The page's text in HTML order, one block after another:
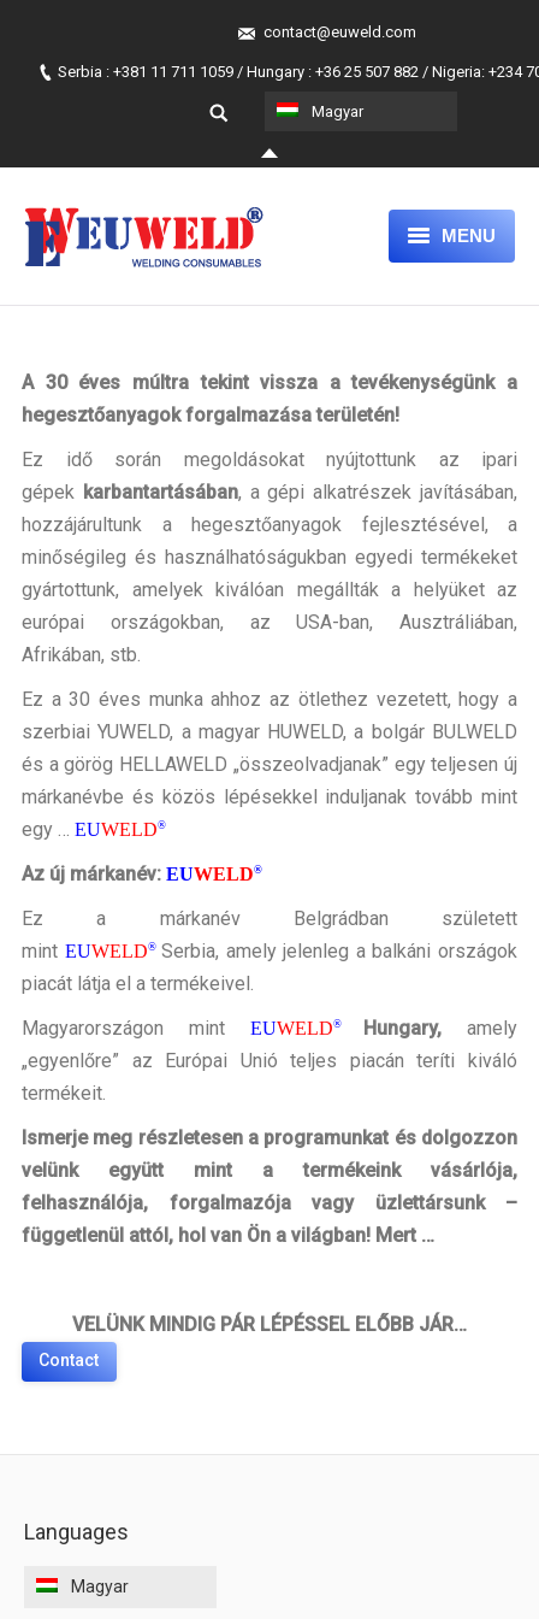
contact@euweld.com
Serbia : +381 11 711 1059 / Hungary : +36 25 507 882 / Nigeria: +234
Magyar
MENU
FŐLAP
MAGUNKRÓL
A MI HOZZÁÁLLÁSUNK
JOIN OUR TEAM
ELÉRHETŐSÉGEK
A 30 éves múltra tekint vissza a tevékenységünk a
hegesztőanyagok forgalmazása területén!
Ez idő során megoldásokat nyújtottunk az ipari
gépek karbantartásában, a gépi alkatrészek javításában,
hozzájárultunk a hegesztőanyagok fejlesztésével, a
minőségileg és használhatóságukban egyedi termékeket
gyártottunk, amelyek kiválóan megállták a helyüket az
európai országokban, az USA-ban, Ausztráliában,
Afrikában, stb.
Ez a 30 éves munka ahhoz az ötlethez vezetett, hogy a
szerbiai YUWELD, a magyar HUWELD, a bolgár BULWELD
és a görög HELLAWELD „összeolvadjanak” egy teljesen új
márkanévbe és közös lépésekkel induljanak tovább mint
egy … EUWELD®
Az új márkanév: EUWELD®
Ez a márkanév Belgrádban született
mint EUWELD® Serbia, amely jelenleg a balkáni országok
piacát látja el a termékeivel.
Magyarországon mint EUWELD® Hungary, amely
„egyenlőre” az Európai Unió teljes piacán teríti kiváló
termékeit.
Ismerje meg részletesen a programunkat és dolgozzon
velünk együtt mint a termékeink vásárlója,
felhasználója, forgalmazója vagy üzlettársunk –
függetlenül attól, hol van Ön a világban! Mert …
VELÜNK MINDIG PÁR LÉPÉSSEL ELŐBB JÁR…
Contact
Languages
Magyar